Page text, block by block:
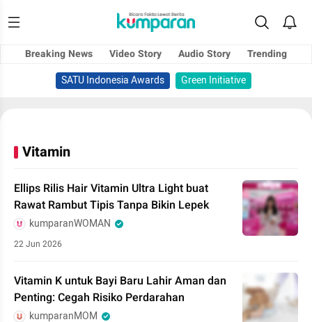
Breaking News Video Story Audio Story
Trending
SATU Indonesia Awards
Green Initiative
Vitamin
Ellips Rilis Hair Vitamin Ultra Light buat
Rawat Rambut Tipis Tanpa Bikin Lepek
kumparanWOMAN
22 Jun 2026
Vitamin K untuk Bayi Baru Lahir Aman dan
Penting: Cegah Risiko Perdarahan
kumparanMOM